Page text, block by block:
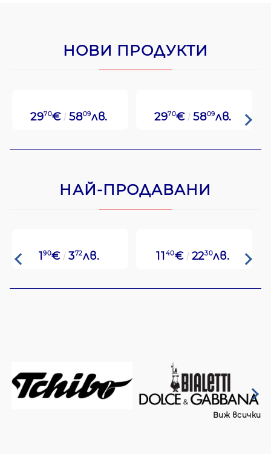
НОВИ ПРОДУКТИ
2970€ 5809лв. 2970€ 5809лв.
НАЙ-ПРОДАВАНИ
190€ 372лв. 11 40€ 2230лв.
Виж всички